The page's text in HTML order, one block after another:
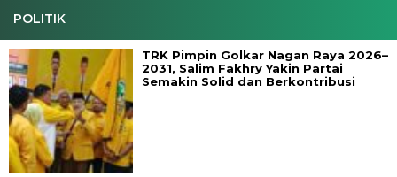
POLITIK
TRK Pimpin Golkar Nagan Raya 2026–
2031, Salim Fakhry Yakin Partai
Semakin Solid dan Berkontribusi